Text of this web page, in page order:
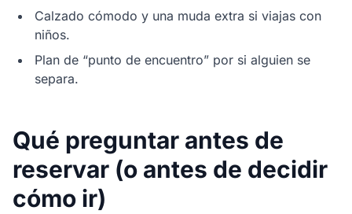
Calzado cómodo y una muda extra si viajas con
niños.
Plan de “punto de encuentro” por si alguien se
separa.
Qué preguntar antes de
reservar (o antes de decidir
cómo ir)